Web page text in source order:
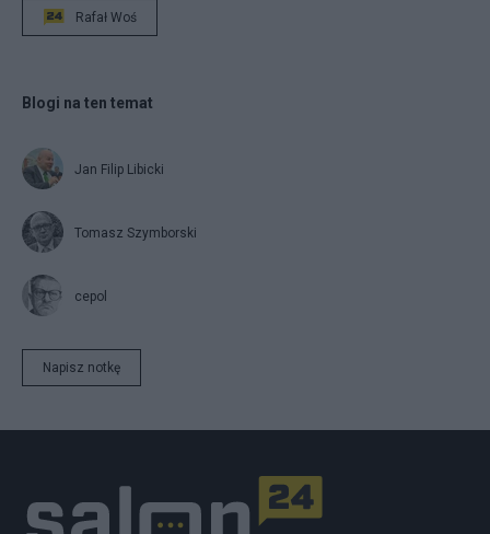
Rafał Woś
Blogi na ten temat
Jan Filip Libicki
Tomasz Szymborski
cepol
Napisz notkę